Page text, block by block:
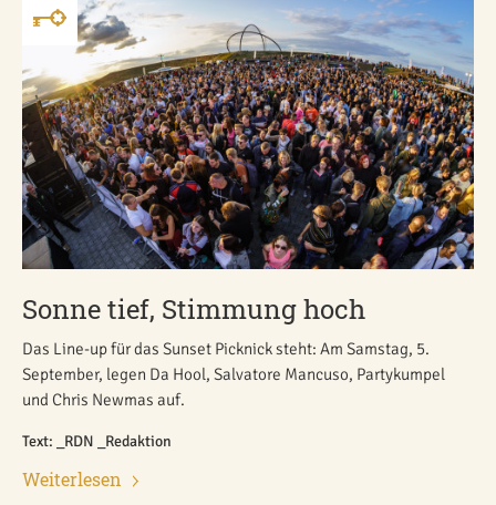
Sonne tief, Stimmung hoch
Das Line-up für das Sunset Picknick steht: Am Samstag, 5.
September, legen Da Hool, Salvatore Mancuso, Partykumpel
und Chris Newmas auf.
Text: _RDN _Redaktion
Weiterlesen